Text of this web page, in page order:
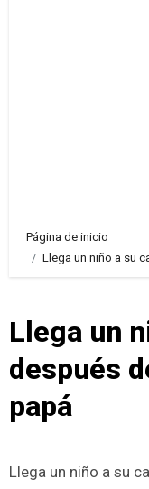
Página de inicio
Llega un niño a su
Llega un
después
papá
Llega un niño a su casa después del colegio, y su papá le